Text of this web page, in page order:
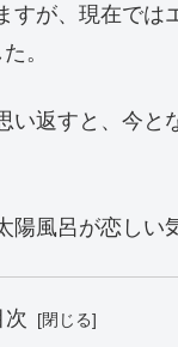
が、現在では
。
返すと、今と
風呂が恋しい
次